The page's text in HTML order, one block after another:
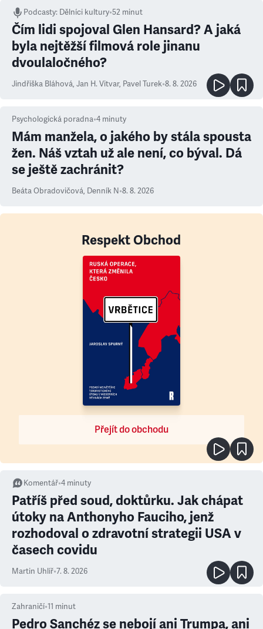
Podcasty: Dělníci kultury•52 minut
Čím lidi spojoval Glen Hansard? A jaká
byla nejtěžší filmová role jinanu
dvoulaločného?
Jindřiška Bláhová, Jan H. Vitvar, Pavel Turek•8. 8. 2026
Psychologická poradna•4 minuty
Mám manžela, o jakého by stála spousta
žen. Náš vztah už ale není, co býval. Dá
se ještě zachránit?
Beáta Obradovičová, Denník N•8. 8. 2026
Respekt Obchod
Přejít do obchodu
Komentář•4 minuty
Patříš před soud, doktůrku. Jak chápat
útoky na Anthonyho Fauciho, jenž
rozhodoval o zdravotní strategii USA v
časech covidu
Martin Uhlíř•7. 8. 2026
Zahraničí•11 minut
Pedro Sanchéz se nebojí ani Trumpa, ani